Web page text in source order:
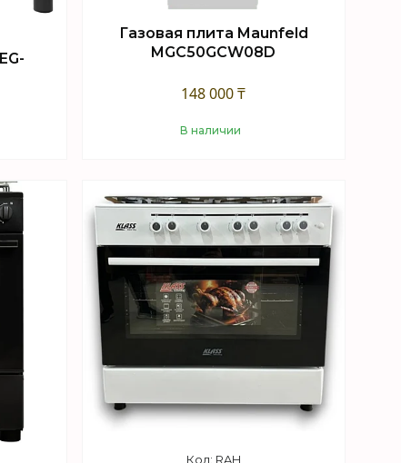
Газовая плита Maunfeld
MGC50GCW08D
148 000 ₸
В наличии
RAH